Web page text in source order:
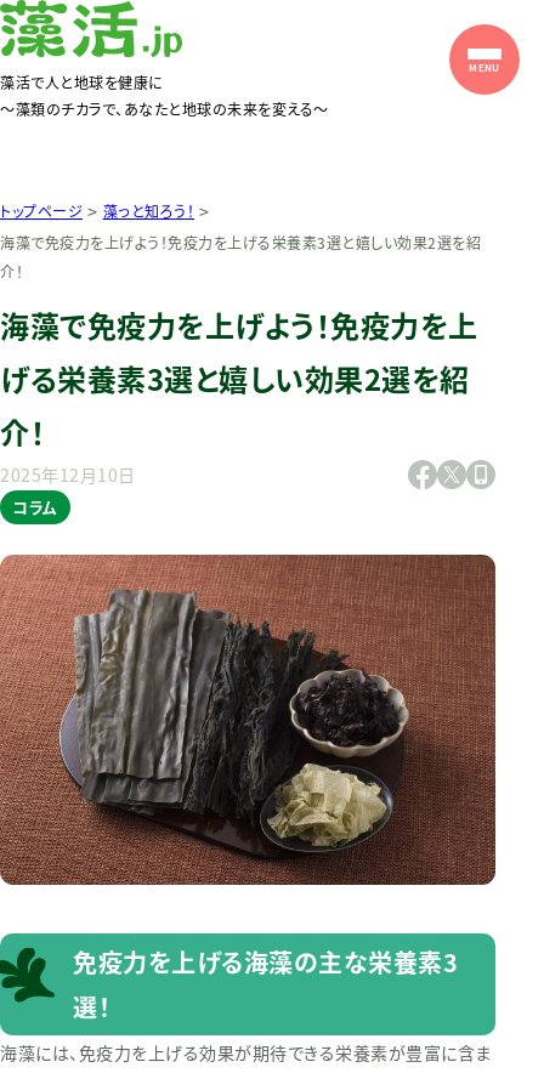
藻活で人と地球を健康に
〜藻類のチカラで、あなたと地球の未来を変える〜
トップページ > 藻っと知ろう！ >
海藻で免疫力を上げよう！免疫力を上げる栄養素3選と嬉しい効果2選を紹
介！
海藻で免疫力を上げよう！免疫力を上
げる栄養素3選と嬉しい効果2選を紹
介！
2025年12月10日
コラム
免疫力を上げる海藻の主な栄養素3
選！
海藻には、免疫力を上げる効果が期待できる栄養素が豊富に含ま